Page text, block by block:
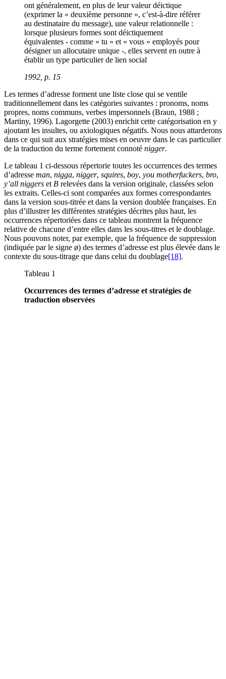
ont généralement, en plus de leur valeur déictique
(exprimer la « deuxième personne », c’est-à-dire référer
au destinataire du message), une valeur relationnelle :
lorsque plusieurs formes sont déictiquement
équivalentes - comme « tu » et « vous » employés pour
désigner un allocutaire unique -, elles servent en outre à
établir un type particulier de lien social
1992, p. 15
Les termes d’adresse forment une liste close qui se ventile
traditionnellement dans les catégories suivantes : pronoms, noms
propres, noms communs, verbes impersonnels (Braun, 1988 ;
Martiny, 1996). Lagorgette (2003) enrichit cette catégorisation en y
ajoutant les insultes, ou axiologiques négatifs. Nous nous attarderons
dans ce qui suit aux stratégies mises en oeuvre dans le cas particulier
de la traduction du terme fortement connoté nigger.
Le tableau 1 ci-dessous répertorie toutes les occurrences des termes
d’adresse man, nigga, nigger, squires, boy, you motherfuckers, bro,
y’all niggers et B relevées dans la version originale, classées selon
les extraits. Celles-ci sont comparées aux formes correspondantes
dans la version sous-titrée et dans la version doublée françaises. En
plus d’illustrer les différentes stratégies décrites plus haut, les
occurrences répertoriées dans ce tableau montrent la fréquence
relative de chacune d’entre elles dans les sous-titres et le doublage.
Nous pouvons noter, par exemple, que la fréquence de suppression
(indiquée par le signe ø) des termes d’adresse est plus élevée dans le
contexte du sous-titrage que dans celui du doublage[18].
Tableau 1
Occurrences des termes d’adresse et stratégies de
traduction observées